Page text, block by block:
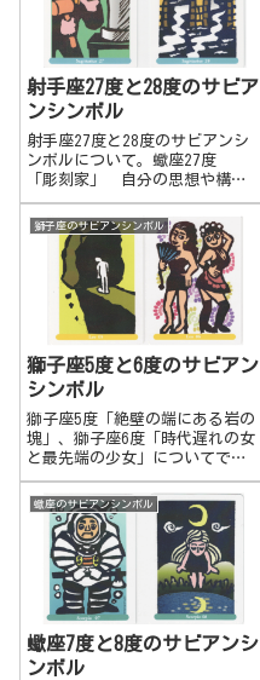
る。周りから信頼される。経験
を積み、人から信頼され、称賛
されるような人物へと成長す
る。山羊座24度 「修道院に入
る女」 社会的には色んな経験
をしたので、今度はその地域や
国の伝統的な文化の精神修行を
する。内面を見つめる。瞑想を
する。打ち込む。内側の源泉に
辿り着こうとする。自分たちの
る。精神文化を継承する。精神
世界に入る。
射手座27度と28度のサビア
ンシンボル
射手座27度と28度のサビアンシ
ンボルについて。蠍座27度
「彫刻家」 自分の思想や構想
を周りの人に広め、刻み込んで
いく。思い描いたことを形に残
していく。精神的なものを言語
化して残していく。教育のシス
テムを作る。蠍座28度 「美し
い流れにかけられた古い橋」
自分たちの思想を形ある地上の
ものや伝統的なものの中に落と
し込んでいく。架け橋を作って
いく。多くの人に働きかけるた
めに、既存のものを活用する。
獅子座のサビアンシンボル
獅子座5度と6度のサビアン
シンボル
獅子座5度「絶壁の端にある岩の
塊」、獅子座6度「時代遅れの女
と最先端の少女」についてで
す。獅子座5度 絶壁の端にある
岩の塊どこまでも冒険や刺激を
求めて行動し続け、厚い壁に阻
まれ、行き詰まる。限界を知
る。自分の勝手な思いや衝動だ
けでの行動では...
蠍座のサビアンシンボル
蠍座7度と8度のサビアンシ
ンボル